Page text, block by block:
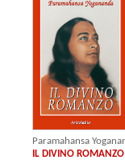
Paramahansa
IL DIVINO ROMANZO